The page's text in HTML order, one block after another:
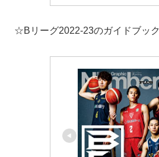
☆Bリーグ2022-23のガイドブック